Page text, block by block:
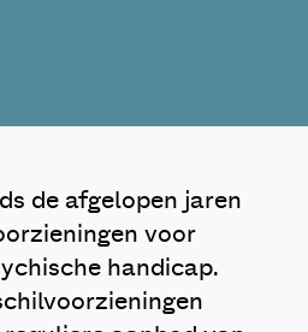
de afgelopen jaren
voor
handicap.